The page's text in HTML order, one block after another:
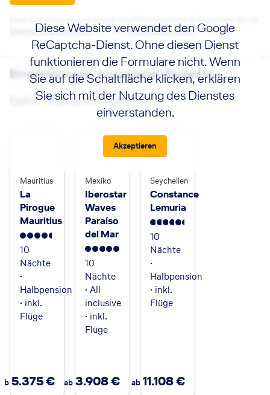
Diese Website verwendet den Google
ReCaptcha-Dienst. Ohne diesen Dienst
funktionieren die Formulare nicht. Wenn
Sie auf die Schaltfläche klicken, erklären
Sie sich mit der Nutzung des Dienstes
einverstanden.
Akzeptieren
Datenschutzbestimmungensowie dieNutzungsbedingungen von Google.
Empfehlungen von unseren Experten
Baltic Reisebüro Angebote
Mauritius
La
Pirogue
Mauritius
4.5
10
Nächte
·
Halbpension
· inkl.
Flüge
ab 5.375€
Mexiko
Iberostar
Waves
Paraíso
del Mar
5
10
Nächte
· All
inclusive
· inkl.
Flüge
ab 3.908€
Seychellen
Constance
Lemuria
5.5
10
Nächte
·
Halbpension
· inkl.
Flüge
ab 11.108€